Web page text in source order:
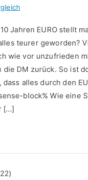
Jahren EURO stellt
teurer geworden?
wie vor unzufrieden
die DM zurück. So ist
alles durch den
block% Wie eine
[…]